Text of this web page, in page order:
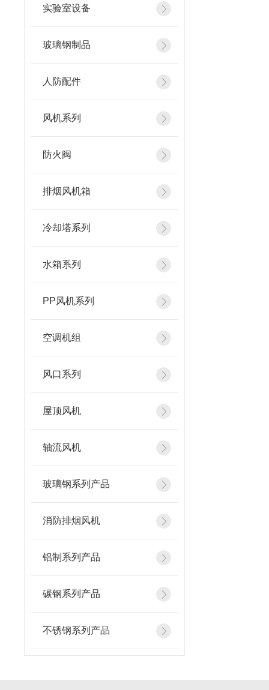
实验室设备
玻璃钢制品
人防配件
风机系列
防火阀
排烟风机箱
冷却塔系列
水箱系列
PP风机系列
空调机组
风口系列
屋顶风机
轴流风机
玻璃钢系列产品
消防排烟风机
铝制系列产品
碳钢系列产品
不锈钢系列产品